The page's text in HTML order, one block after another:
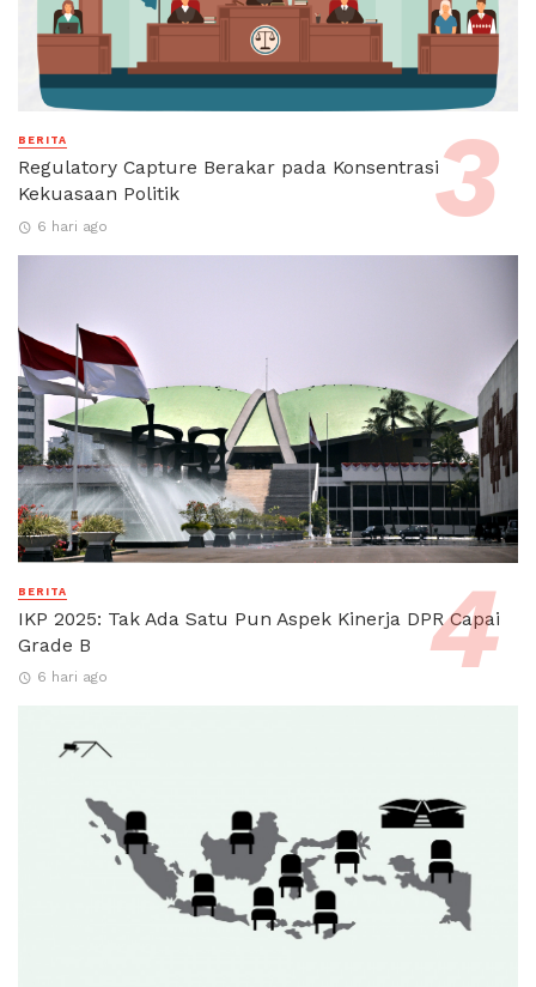
BERITA
Regulatory Capture Berakar pada Konsentrasi
Kekuasaan Politik
6 hari ago
BERITA
IKP 2025: Tak Ada Satu Pun Aspek Kinerja DPR Capai
Grade B
6 hari ago